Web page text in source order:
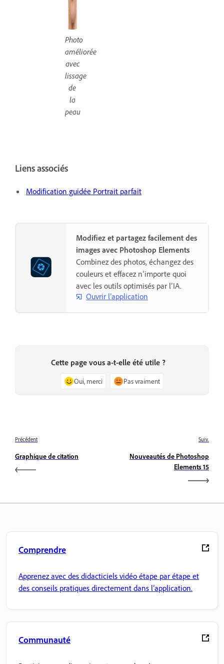
Photo
améliorée
avec
lissage
de
la
peau
Liens associés
Modification guidée Portrait parfait
Modifiez et partagez facilement des
images avec Photoshop Elements
Combinez des photos, échangez des
couleurs et effacez n’importe quoi
avec les outils optimisés par l’IA.
Ouvrir l’application
Cette page vous a-t-elle été utile ?
Oui, merci Pas vraiment
Précédent
Graphique de citation
Suiv.
Nouveautés de Photoshop
Elements 15
Comprendre
Apprenez avec des didacticiels vidéo étape par étape et
des conseils pratiques directement dans l’application.
Communauté